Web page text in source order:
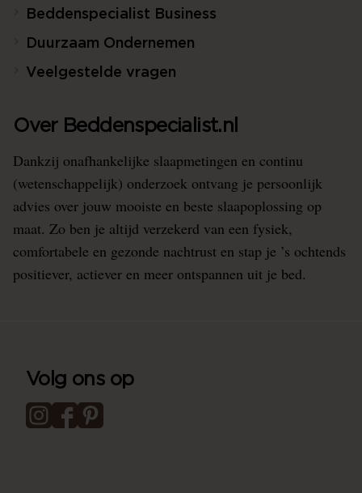
Beddenspecialist Business
Duurzaam Ondernemen
Veelgestelde vragen
Over Beddenspecialist.nl
Dankzij onafhankelijke slaapmetingen en continu
(wetenschappelijk) onderzoek ontvang je persoonlijk
advies over jouw mooiste en beste slaapoplossing op
maat. Zo ben je altijd verzekerd van een fysiek,
comfortabele en gezonde nachtrust en stap je ’s ochtends
positiever, actiever en meer ontspannen uit je bed.
Volg ons op